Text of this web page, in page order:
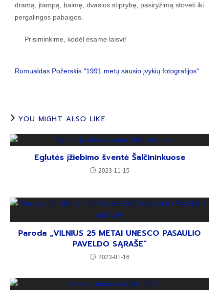
dramą, įtampą, baimę, dvasios stiprybę, pasiryžimą stovėti iki
pergalingos pabaigos.
Prisiminkime, kodėl esame laisvi!
Romualdas Požerskis "1991 metų sausio įvykių fotografijos"
YOU MIGHT ALSO LIKE
Eglutės įžiebimo šventė Šalčininkuose
2023-11-15
Paroda „VILNIUS 25 METAI UNESCO PASAULIO
PAVELDO SĄRAŠE“
2023-01-16